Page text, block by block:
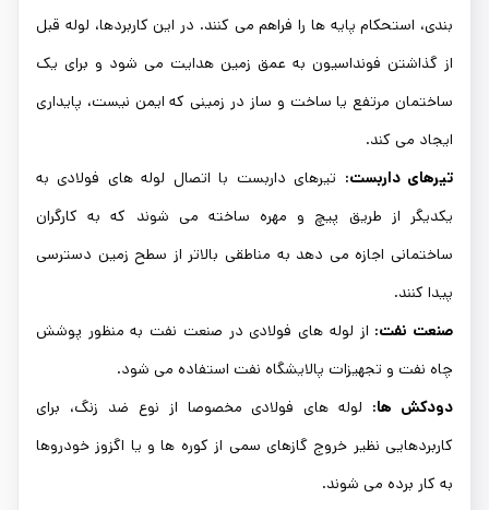
بندی، استحکام پایه ها را فراهم می کنند. در این کاربردها، لوله قبل
از گذاشتن فونداسیون به عمق زمین هدایت می شود و برای یک
ساختمان مرتفع یا ساخت و ساز در زمینی که ایمن نیست، پایداری
ایجاد می کند.
تیرهای داربست: تیرهای داربست با اتصال لوله های فولادی به
یکدیگر از طریق پیچ و مهره ساخته می شوند که به کارگران
ساختمانی اجازه می دهد به مناطقی بالاتر از سطح زمین دسترسی
پیدا کنند.
صنعت نفت: از لوله های فولادی در صنعت نفت به منظور پوشش
چاه نفت و تجهیزات پالایشگاه نفت استفاده می شود.
دودکش ها: لوله های فولادی مخصوصا از نوع ضد زنگ، برای
کاربردهایی نظیر خروج گازهای سمی از کوره ها و یا اگزوز خودروها
به کار برده می شوند.